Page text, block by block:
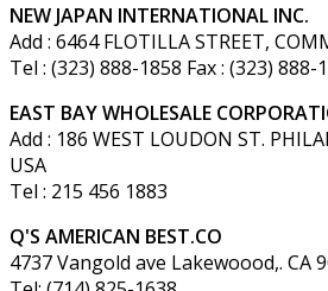
NEW JAPAN INTERNATIONAL INC.
Add : 6464 FLOTILLA STREET,
Tel : (323) 888-1858 Fax : (323) 888-
EAST BAY WHOLESALE
Add : 186 WEST LOUDON ST.
USA
Tel : 215 456 1883
Q'S AMERICAN BEST.CO
4737 Vangold ave Lakewoood,. CA